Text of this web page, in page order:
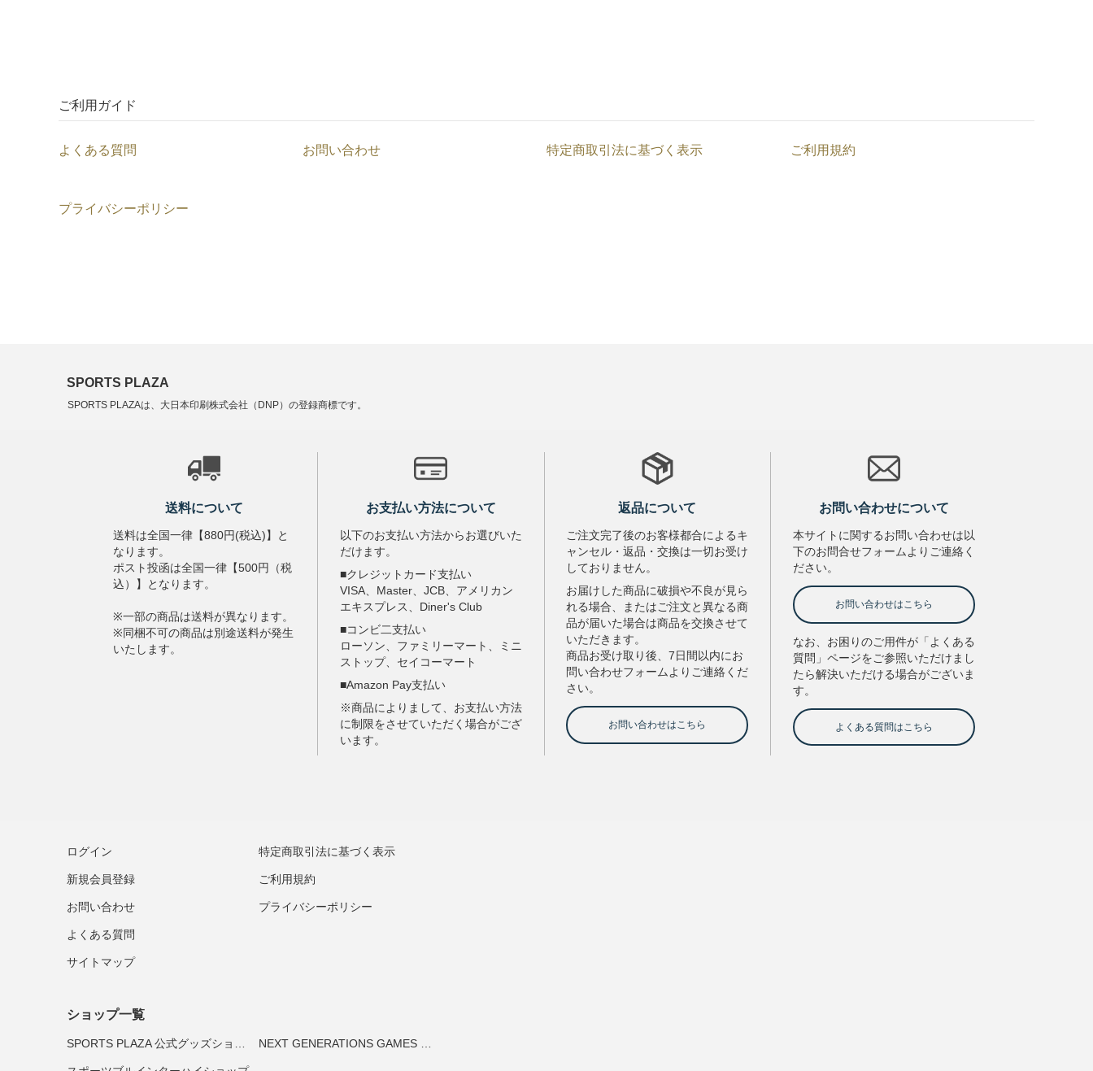
ご利用ガイド
よくある質問 お問い合わせ 特定商取引法に基づく表示 ご利用規約
プライバシーポリシー
SPORTS PLAZA
ログイン
新規会員登録
お問い合わせ
よくある質問
サイトマップ
特定商取引法に基づく表示
ご利用規約
プライバシーポリシー
ショップ一覧